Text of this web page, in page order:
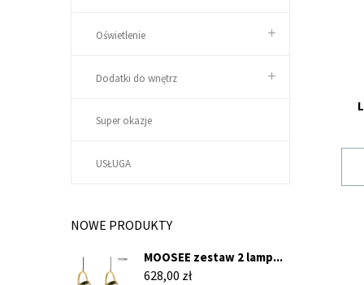
Oświetlenie
Dodatki do wnętrz
Super okazje
USŁUGA
NOWE PRODUKTY
MOOSEE zestaw 2 lamp...
Cena
628,00 zł